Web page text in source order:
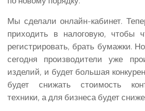
Мы сделали онлайн-кабинет.
приходить в налоговую, чтобы
регистрировать, брать бумажки.
сегодня производители уже
изделий, и будет большая
будет снижать стоимость
техники, а для бизнеса будет